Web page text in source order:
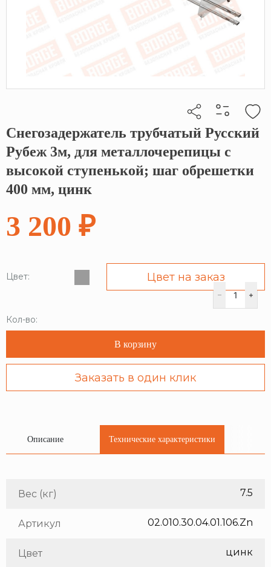
Кликните, чтобы скопировать прямую ссылку
Снегозадержатель трубчатый Русский
Рубеж 3м, для металлочерепицы с
высокой ступенькой; шаг обрешетки
400 мм, цинк
3 200 ₽
Цвет: Цвет на заказ
Кол-во:
В корзину
Заказать в один клик
Описание Технические характеристики
Вес (кг) 7.5
Артикул 02.010.30.04.01.106.Zn
Цвет цинк